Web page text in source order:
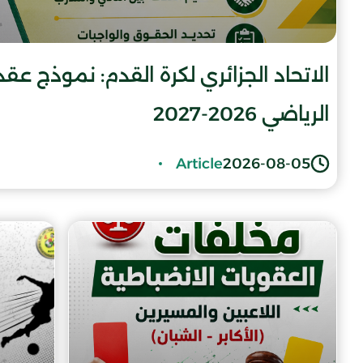
الاتحاد الجزائري لكرة القدم: نموذج
الرياضي 2026-2027
2026-08-05
Article